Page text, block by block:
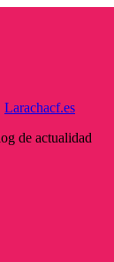
Larachacf.es
de actualidad